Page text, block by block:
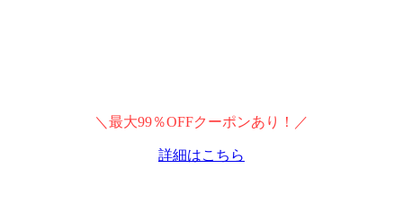
＼最大99％OFFクーポンあり！／
詳細はこちら